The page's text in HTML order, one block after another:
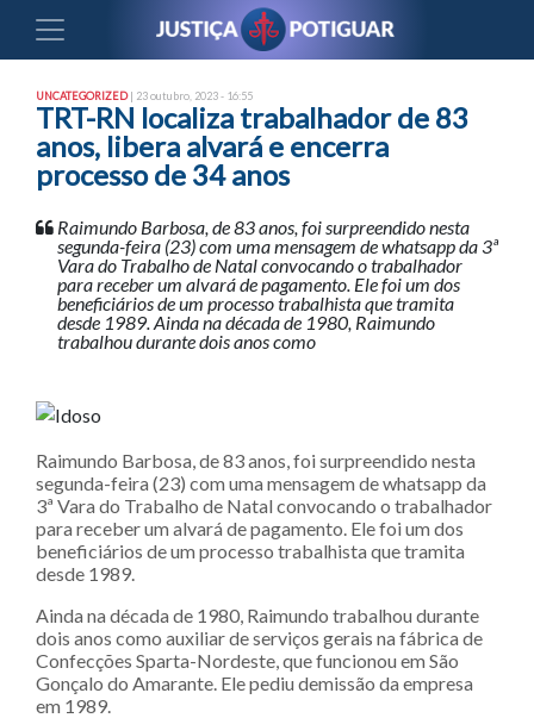
UNCATEGORIZED| 23 outubro, 2023 - 16:55
TRT-RN localiza trabalhador de 83
anos, libera alvará e encerra
processo de 34 anos
Raimundo Barbosa, de 83 anos, foi surpreendido nesta
segunda-feira (23) com uma mensagem de whatsapp da 3ª
Vara do Trabalho de Natal convocando o trabalhador
para receber um alvará de pagamento. Ele foi um dos
beneficiários de um processo trabalhista que tramita
desde 1989. Ainda na década de 1980, Raimundo
trabalhou durante dois anos como
Raimundo Barbosa, de 83 anos, foi surpreendido nesta
segunda-feira (23) com uma mensagem de whatsapp da
3ª Vara do Trabalho de Natal convocando o trabalhador
para receber um alvará de pagamento. Ele foi um dos
beneficiários de um processo trabalhista que tramita
desde 1989.
Ainda na década de 1980, Raimundo trabalhou durante
dois anos como auxiliar de serviços gerais na fábrica de
Confecções Sparta-Nordeste, que funcionou em São
Gonçalo do Amarante. Ele pediu demissão da empresa
em 1989.